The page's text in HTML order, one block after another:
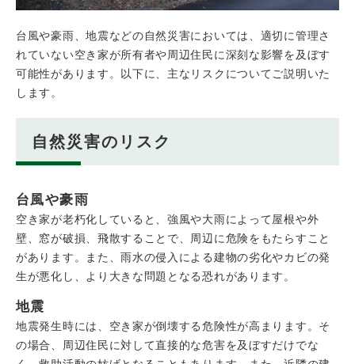
台風や豪雨、地震などの自然災害においては、適切に管理さ
れていない空き家が所有者や周辺住民に深刻な影響を及ぼす
可能性があります。以下に、主なリスクについてご説明いた
します。
自然災害のリスク
台風や豪雨
空き家が老朽化していると、強風や大雨によって屋根や外
壁、窓が破損、飛散することで、周辺に危険をもたらすこと
があります。また、雨水の侵入による建物の劣化やカビの発
生が悪化し、より大きな問題となる恐れがあります。
地震
地震発生時には、空き家が倒壊する危険性が高まります。そ
の場合、周辺住民に対して直接的な危害を及ぼすだけでな